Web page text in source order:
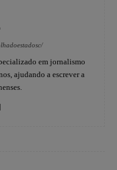
em jornalismo
ajudando a escrever a